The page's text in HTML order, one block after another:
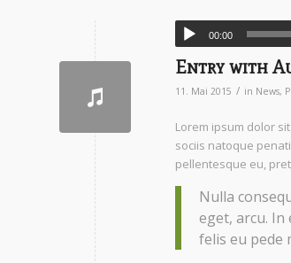
00:00
Entry with
11. Mai 2015 / in News,
Lorem ipsum dolor
sociis natoque
pellentesque eu,
Nulla
eget, arcu.
felis eu pede